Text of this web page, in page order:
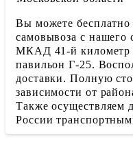
Вы можете бесплатно
самовывоза с нашего
МКАД 41-й километр
павильон Г-25.
доставки. Полную
зависимости от
Также осуществляем
России